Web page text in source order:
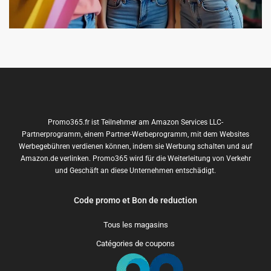
Promo365.fr ist Teilnehmer am Amazon Services LLC-
Partnerprogramm, einem Partner-Werbeprogramm, mit dem Websites
Werbegebühren verdienen können, indem sie Werbung schalten und auf
Amazon.de verlinken. Promo365 wird für die Weiterleitung von Verkehr
und Geschäft an diese Unternehmen entschädigt.
Code promo et Bon de reduction
Tous les magasins
Catégories de coupons